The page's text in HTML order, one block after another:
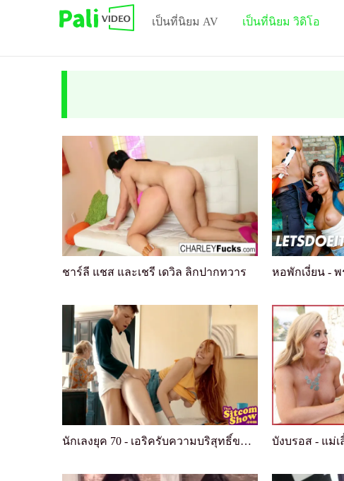
เป็นที่นิยม AV เป็นที่นิยม วิดิโอ
ชาร์ลี แชส และเชรี เดวิล ลิกปากทวาร
นักเลงยุค 70 - เอริครับความบริสุทธิ์ของแดนน่าและค...